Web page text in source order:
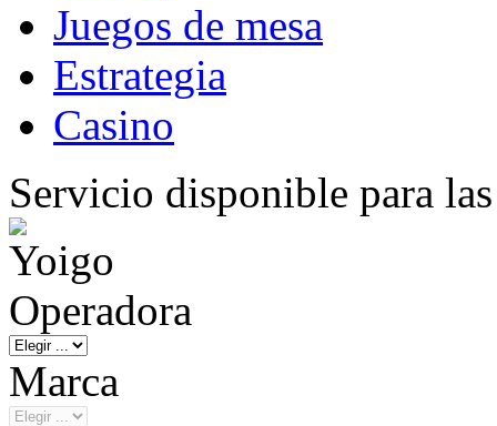
Juegos de mesa
Estrategia
Casino
Servicio disponible para
Operadora
Marca